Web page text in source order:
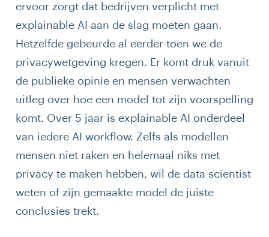
ervoor zorgt dat bedrijven verplicht met
explainable AI aan de slag moeten gaan.
Hetzelfde gebeurde al eerder toen we de
privacywetgeving kregen. Er komt druk vanuit
de publieke opinie en mensen verwachten
uitleg over hoe een model tot zijn voorspelling
komt. Over 5 jaar is explainable AI onderdeel
van iedere AI workflow. Zelfs als modellen
mensen niet raken en helemaal niks met
privacy te maken hebben, wil de data scientist
weten of zijn gemaakte model de juiste
conclusies trekt.